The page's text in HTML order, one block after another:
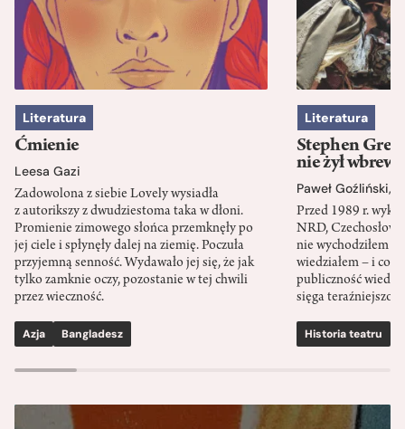
Literatura
Ćmienie
Leesa Gazi
Zadowolona z siebie Lovely wysiadła
z autorikszy z dwudziestoma taka w dłoni.
Promienie zimowego słońca przemknęły po
jej ciele i spłynęły dalej na ziemię. Poczuła
przyjemną senność. Wydawało jej się, że jak
tylko zamknie oczy, pozostanie w tej chwili
przez wieczność.
Azja Bangladesz
Literatura
Stephen
nie żył wbrew
Paweł Goźliński,
Przed 1989 r.
NRD,
nie wychodziłem
wiedziałem – i co
publiczność
sięga
Historia teatru